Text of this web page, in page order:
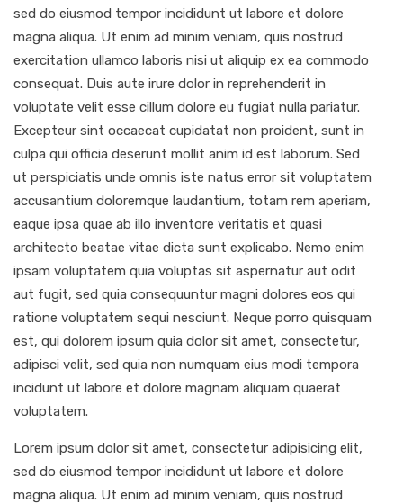
sed do eiusmod tempor incididunt ut labore et dolore
magna aliqua. Ut enim ad minim veniam, quis nostrud
exercitation ullamco laboris nisi ut aliquip ex ea commodo
consequat. Duis aute irure dolor in reprehenderit in
voluptate velit esse cillum dolore eu fugiat nulla pariatur.
Excepteur sint occaecat cupidatat non proident, sunt in
culpa qui officia deserunt mollit anim id est laborum. Sed
ut perspiciatis unde omnis iste natus error sit voluptatem
accusantium doloremque laudantium, totam rem aperiam,
eaque ipsa quae ab illo inventore veritatis et quasi
architecto beatae vitae dicta sunt explicabo. Nemo enim
ipsam voluptatem quia voluptas sit aspernatur aut odit
aut fugit, sed quia consequuntur magni dolores eos qui
ratione voluptatem sequi nesciunt. Neque porro quisquam
est, qui dolorem ipsum quia dolor sit amet, consectetur,
adipisci velit, sed quia non numquam eius modi tempora
incidunt ut labore et dolore magnam aliquam quaerat
voluptatem.
Lorem ipsum dolor sit amet, consectetur adipisicing elit,
sed do eiusmod tempor incididunt ut labore et dolore
magna aliqua. Ut enim ad minim veniam, quis nostrud